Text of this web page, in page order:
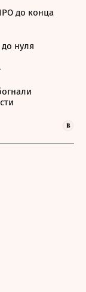
до конца
нуля